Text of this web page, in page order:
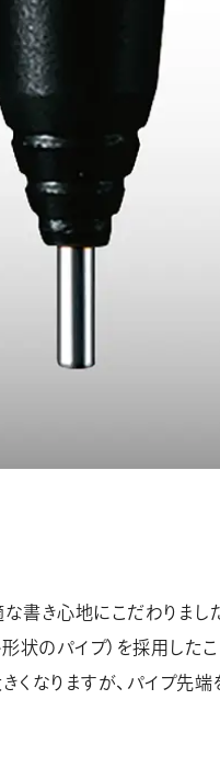
書き心地にこだわりま
状のパイプ）を採用した
くなりますが、パイプ先